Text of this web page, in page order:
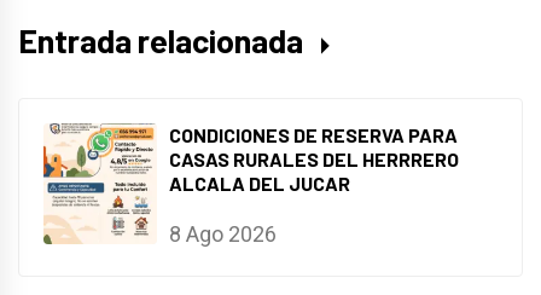
Entrada relacionada
CONDICIONES DE RESERVA PARA
CASAS RURALES DEL HERRRERO
ALCALA DEL JUCAR
8 Ago 2026